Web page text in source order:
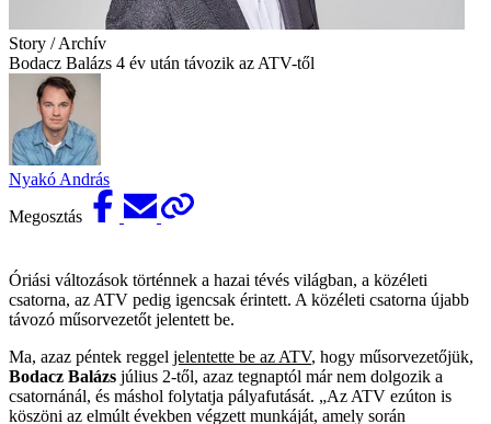
Story / Archív
Bodacz Balázs 4 év után távozik az ATV-től
Nyakó András
Megosztás
Óriási változások történnek a hazai tévés világban, a közéleti
csatorna, az ATV pedig igencsak érintett. A közéleti csatorna újabb
távozó műsorvezetőt jelentett be.
Ma, azaz péntek reggel jelentette be az ATV, hogy műsorvezetőjük,
Bodacz Balázs július 2-től, azaz tegnaptól már nem dolgozik a
csatornánál, és máshol folytatja pályafutását. „Az ATV ezúton is
köszöni az elmúlt években végzett munkáját, amely során